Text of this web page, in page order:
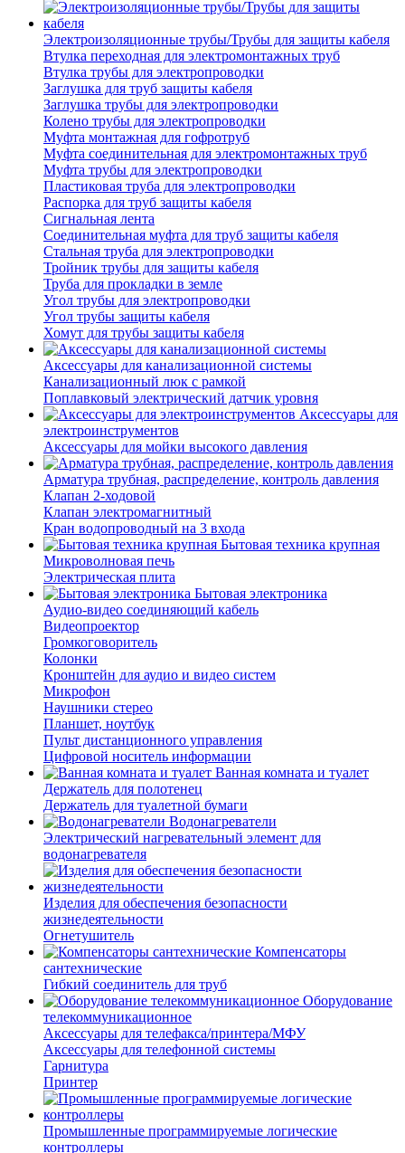
Электроизоляционные трубы/Трубы для защиты кабеля
Втулка переходная для электромонтажных труб
Втулка трубы для электропроводки
Заглушка для труб защиты кабеля
Заглушка трубы для электропроводки
Колено трубы для электропроводки
Муфта монтажная для гофротруб
Муфта соединительная для электромонтажных труб
Муфта трубы для электропроводки
Пластиковая труба для электропроводки
Распорка для труб защиты кабеля
Сигнальная лента
Соединительная муфта для труб защиты кабеля
Стальная труба для электропроводки
Тройник трубы для защиты кабеля
Труба для прокладки в земле
Угол трубы для электропроводки
Угол трубы защиты кабеля
Хомут для трубы защиты кабеля
Аксессуары для канализационной системы
Канализационный люк с рамкой
Поплавковый электрический датчик уровня
Аксессуары для
электроинструментов
Аксессуары для мойки высокого давления
Арматура трубная, распределение, контроль давления
Клапан 2-ходовой
Клапан электромагнитный
Кран водопроводный на 3 входа
Бытовая техника крупная
Микроволновая печь
Электрическая плита
Бытовая электроника
Аудио-видео соединяющий кабель
Видеопроектор
Громкоговоритель
Колонки
Кронштейн для аудио и видео систем
Микрофон
Наушники стерео
Планшет, ноутбук
Пульт дистанционного управления
Цифровой носитель информации
Ванная комната и туалет
Держатель для полотенец
Держатель для туалетной бумаги
Водонагреватели
Электрический нагревательный элемент для
водонагревателя
Изделия для обеспечения безопасности
жизнедеятельности
Огнетушитель
Компенсаторы
сантехнические
Гибкий соединитель для труб
Оборудование
телекоммуникационное
Аксессуары для телефакса/принтера/МФУ
Аксессуары для телефонной системы
Гарнитура
Принтер
Промышленные программируемые логические
контроллеры